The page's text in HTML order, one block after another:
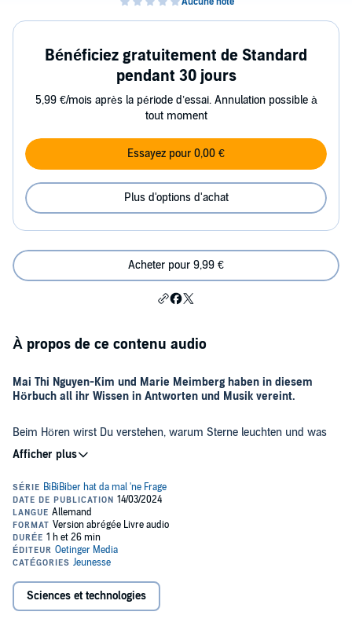
Bénéficiez gratuitement de Standard
pendant 30 jours
5,99 €/mois après la période d’essai. Annulation possible à
tout moment
Essayez pour 0,00 €
Plus d'options d'achat
Acheter pour 9,99 €
À propos de ce contenu audio
Mai Thi Nguyen-Kim und Marie Meimberg haben in diesem
Hörbuch all ihr Wissen in Antworten und Musik vereint.
Beim Hören wirst Du verstehen, warum Sterne leuchten und was
das mit tanzenden Teilchen, Luftdruck und Wärme zu tun hat. Mit
dem Kohlenstoff-Kreislauf des Lebens, CO2 und Pflanzen. Mit der
wirst verstehen: Bei dieser kleinen Frage geht es um Leben und Tod.
Und um Bausteine, die in Sternen entstehen. Bausteine, aus denen
alles auf dieser Erde gebaut ist. Auch wir. Denn wir sind aus
Sternenstaub. Wir schauen nicht nur in den Sternenhimmel. Wir
sind ein Teil davon.
Eine außergewöhnliche Audio-Fassung mit Liedern der BiBiBiber-
Band.
Gesprochen von den Autorinnen.
Reise mit Marie und Mai zum Ursprung des Universums – und
erlebe Erstaunliches!
Sciences et technologies